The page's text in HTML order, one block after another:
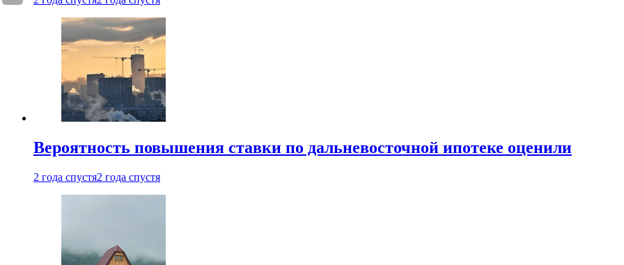
Вероятность повышения ставки по дальневосточной ипотеке оценили
2 года спустя2 года спустя